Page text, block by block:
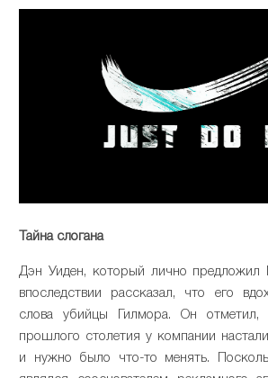
Тайна слогана
Дэн Уиден, который лично предложил
впоследствии рассказал, что его
слова убийцы Гилмора. Он
прошлого столетия у компании
и нужно было что-то менять.